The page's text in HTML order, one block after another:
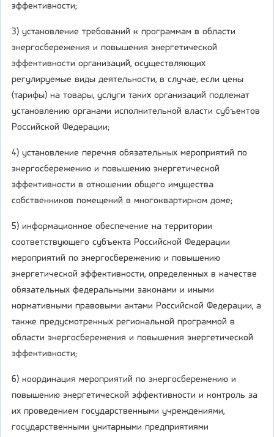
эффективности;
3) установление требований к программам в области
энергосбережения и повышения энергетической
эффективности организаций, осуществляющих
регулируемые виды деятельности, в случае, если цены
(тарифы) на товары, услуги таких организаций подлежат
установлению органами исполнительной власти субъектов
Российской Федерации;
4) установление перечня обязательных мероприятий по
энергосбережению и повышению энергетической
эффективности в отношении общего имущества
собственников помещений в многоквартирном доме;
5) информационное обеспечение на территории
соответствующего субъекта Российской Федерации
мероприятий по энергосбережению и повышению
энергетической эффективности, определенных в качестве
обязательных федеральными законами и иными
нормативными правовыми актами Российской Федерации, а
также предусмотренных региональной программой в
области энергосбережения и повышения энергетической
эффективности;
6) координация мероприятий по энергосбережению и
повышению энергетической эффективности и контроль за
их проведением государственными учреждениями,
государственными унитарными предприятиями